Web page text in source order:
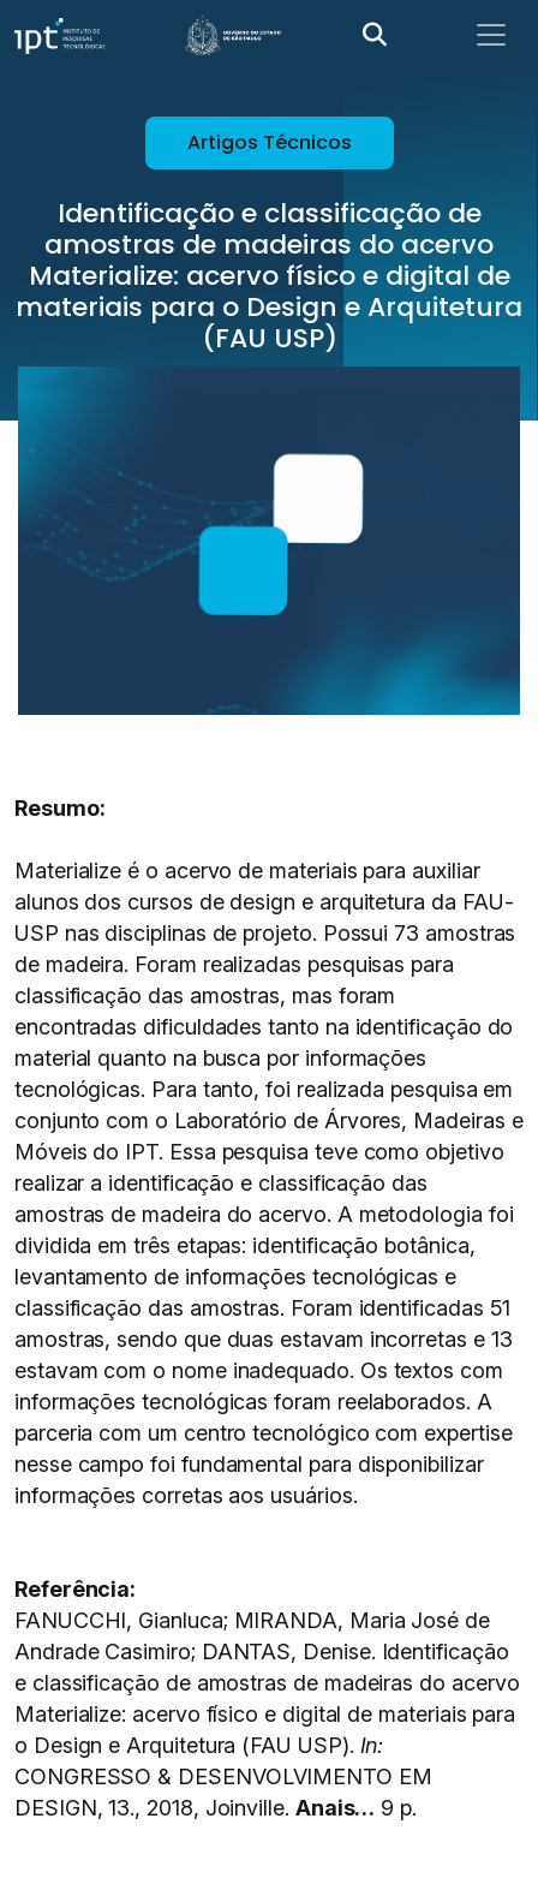
Artigos Técnicos
Identificação e classificação de
amostras de madeiras do acervo
Materialize: acervo físico e digital de
materiais para o Design e Arquitetura
(FAU USP)
Resumo:
Materialize é o acervo de materiais para auxiliar
alunos dos cursos de design e arquitetura da FAU-
USP nas disciplinas de projeto. Possui 73 amostras
de madeira. Foram realizadas pesquisas para
classificação das amostras, mas foram
encontradas dificuldades tanto na identificação do
material quanto na busca por informações
tecnológicas. Para tanto, foi realizada pesquisa em
conjunto com o Laboratório de Árvores, Madeiras e
Móveis do IPT. Essa pesquisa teve como objetivo
realizar a identificação e classificação das
amostras de madeira do acervo. A metodologia foi
dividida em três etapas: identificação botânica,
levantamento de informações tecnológicas e
classificação das amostras. Foram identificadas 51
amostras, sendo que duas estavam incorretas e 13
estavam com o nome inadequado. Os textos com
informações tecnológicas foram reelaborados. A
parceria com um centro tecnológico com expertise
nesse campo foi fundamental para disponibilizar
informações corretas aos usuários.
Referência:
FANUCCHI, Gianluca; MIRANDA, Maria José de
Andrade Casimiro; DANTAS, Denise. Identificação
e classificação de amostras de madeiras do acervo
Materialize: acervo físico e digital de materiais para
o Design e Arquitetura (FAU USP). In:
CONGRESSO & DESENVOLVIMENTO EM
DESIGN, 13., 2018, Joinville. Anais… 9 p.